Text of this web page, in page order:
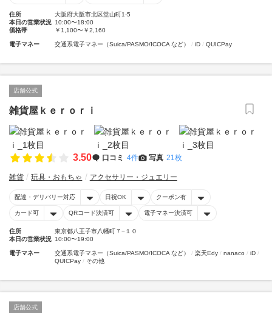
住所
大阪府大阪市北区堂山町1-5
本日の営業状況 10:00〜18:00
価格帯
￥1,100〜￥2,160
電子マネー 交通系電子マネー（Suica/PASMO/ICOCA など） iD QUICPay
店舗公式
雑貨屋ｋｅｒｏｒｉ
3.50 口コミ 4件 写真 21枚
雑貨 玩具・おもちゃ アクセサリー・ジュエリー
配達・デリバリー対応 日祝OK クーポン有
カード可 QRコード決済可 電子マネー決済可
住所
東京都八王子市八幡町７−１０
本日の営業状況 10:00〜19:00
電子マネー 交通系電子マネー（Suica/PASMO/ICOCA など） 楽天Edy nanaco
iD
QUICPay
その他
店舗公式